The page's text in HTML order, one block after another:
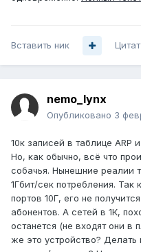
Вставить ник
nemo_lynx
Опубликовано 3
10к записей в таблице
Но, как обычно, всё что
собачья. Нынешние реалии
1Гбит/сек потребления. Так
портов 10Г, его не
абонентов. А сетей в 1К,
останется (не входят они в
же это устройство?